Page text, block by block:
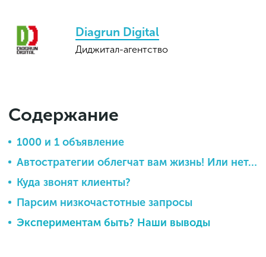
Diagrun Digital
Диджитал-агентство
Содержание
1000 и 1 объявление
Автостратегии облегчат вам жизнь! Или нет…
Куда звонят клиенты?
Парсим низкочастотные запросы
Экспериментам быть? Наши выводы